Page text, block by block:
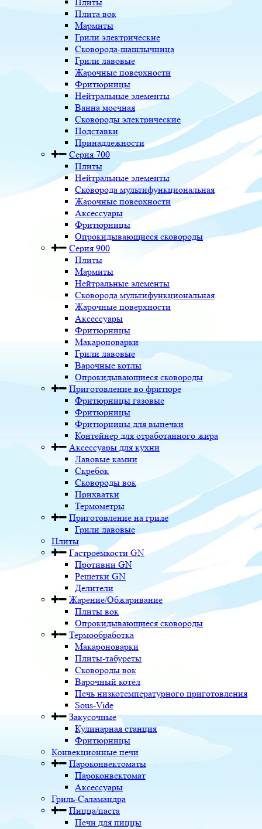
Плита вок
Мармиты
Грили электрические
Сковорода-шашлычница
Грили лавовые
Жарочные поверхности
Фритюрницы
Нейтральные элементы
Ванна моечная
Сковороды электрические
Подставки
Принадлежности
Серия 700
Плиты
Нейтральные элементы
Сковорода мультифункциональная
Жарочные поверхности
Аксессуары
Фритюрницы
Опрокидывающиеся сковороды
Серия 900
Плиты
Мармиты
Нейтральные элементы
Сковорода мультифункциональная
Жарочные поверхности
Аксессуары
Фритюрницы
Макароноварки
Грили лавовые
Варочные котлы
Опрокидывающиеся сковороды
Приготовление во фритюре
Фритюрницы газовые
Фритюрницы
Фритюрницы для выпечки
Контейнер для отработанного жира
Аксессуары для кухни
Лавовые камни
Скребок
Сковороды вок
Прихватки
Термометры
Приготовление на гриле
Грили лавовые
Плиты
Гастроемкости GN
Противни GN
Решетки GN
Делители
Жарение/Обжаривание
Плиты вок
Опрокидывающиеся сковороды
Термообработка
Макароноварки
Плиты-табуреты
Сковороды вок
Варочный котёл
Печь низкотемпературного приготовления
Sous-Vide
Закусочные
Кулинарная станция
Фритюрницы
Конвекционные печи
Пароконвектоматы
Пароконвектомат
Аксессуары
Гриль-Саламандра
Пицца/паста
Печи для пиццы